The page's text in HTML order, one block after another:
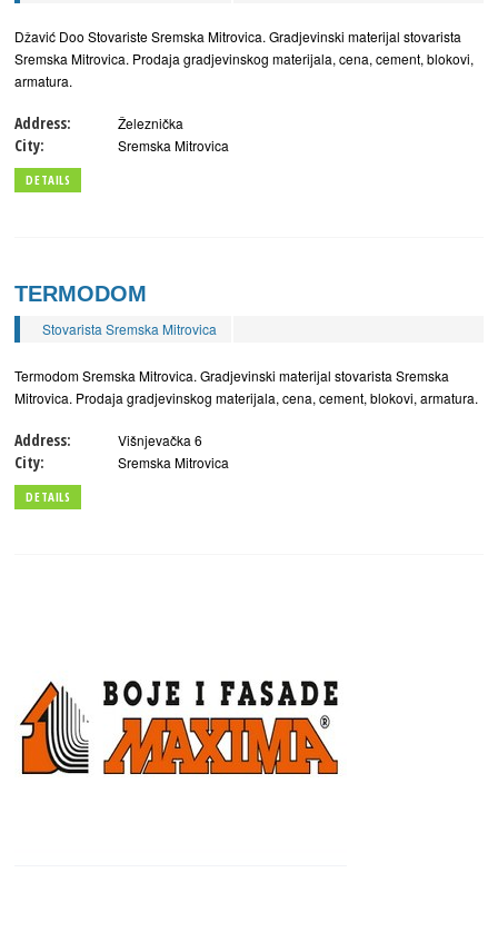
Džavić Doo Stovariste Sremska Mitrovica. Gradjevinski materijal stovarista
Sremska Mitrovica. Prodaja gradjevinskog materijala, cena, cement, blokovi,
armatura.
Address: Železnička
City: Sremska Mitrovica
DETAILS
TERMODOM
Stovarista Sremska Mitrovica
Termodom Sremska Mitrovica. Gradjevinski materijal stovarista Sremska
Mitrovica. Prodaja gradjevinskog materijala, cena, cement, blokovi, armatura.
Address: Višnjevačka 6
City: Sremska Mitrovica
DETAILS